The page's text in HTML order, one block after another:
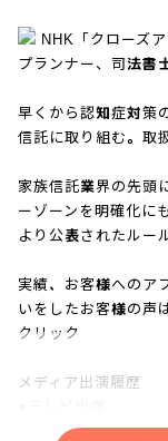
NHK「クローズア
プランナー、司法書
早くから認知症対策
信託に取り組む。取
家族信託業界の先頭
ーゾーンを明確化に
より公表されたルー
実績、お客様へのア
いをしたお客様の声
クリック
メディア出演履歴
・NHK「あさイチ」